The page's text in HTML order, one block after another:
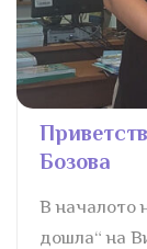
Бозова
В началото
дошла“ на